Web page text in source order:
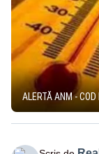
ALERTĂ ANM - COD